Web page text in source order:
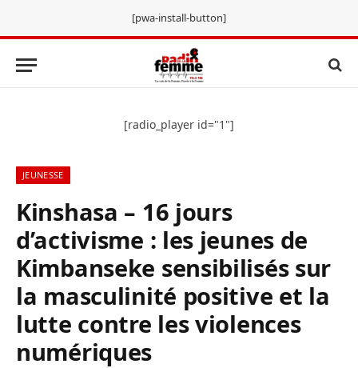
[pwa-install-button]
[radio_player id="1"]
JEUNESSE
Kinshasa – 16 jours
d’activisme : les jeunes de
Kimbanseke sensibilisés sur
la masculinité positive et la
lutte contre les violences
numériques